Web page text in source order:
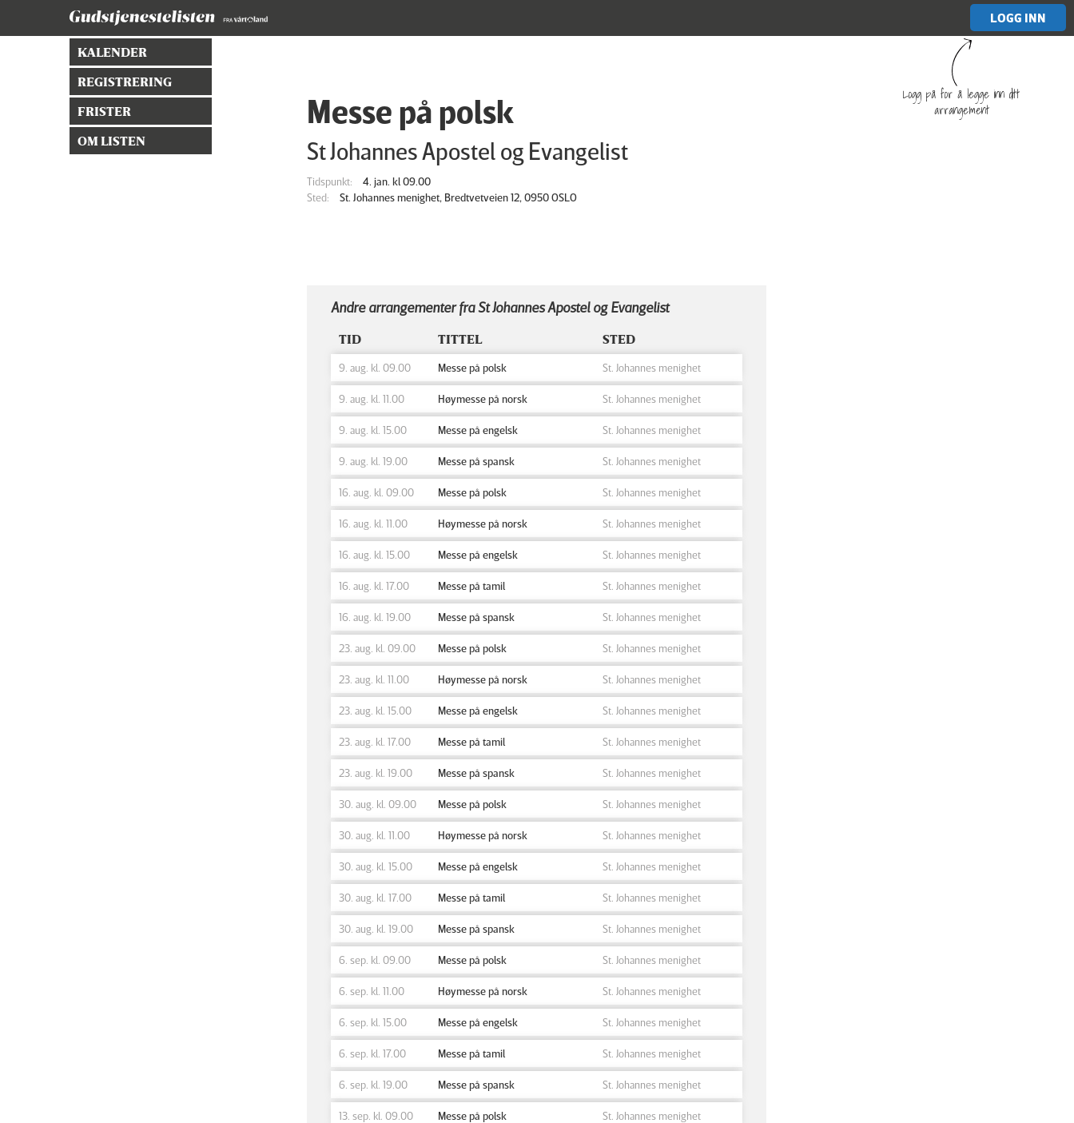
LOGG INN
Logg på for å legge inn ditt
arrangement
KALENDER
REGISTRERING
FRISTER
OM LISTEN
Messe på polsk
St Johannes Apostel og Evangelist
Tidspunkt:
4. jan. kl 09.00
Sted:
St. Johannes menighet, Bredtvetveien 12, 0950 OSLO
Andre arrangementer fra St Johannes Apostel og Evangelist
TID TITTEL STED
9. aug. kl. 09.00 Messe på polsk St. Johannes menighet
9. aug. kl. 11.00 Høymesse på norsk St. Johannes menighet
9. aug. kl. 15.00 Messe på engelsk St. Johannes menighet
9. aug. kl. 19.00 Messe på spansk St. Johannes menighet
16. aug. kl. 09.00 Messe på polsk St. Johannes menighet
16. aug. kl. 11.00 Høymesse på norsk St. Johannes menighet
16. aug. kl. 15.00 Messe på engelsk St. Johannes menighet
16. aug. kl. 17.00 Messe på tamil St. Johannes menighet
16. aug. kl. 19.00 Messe på spansk St. Johannes menighet
23. aug. kl. 09.00 Messe på polsk St. Johannes menighet
23. aug. kl. 11.00 Høymesse på norsk St. Johannes menighet
23. aug. kl. 15.00 Messe på engelsk St. Johannes menighet
23. aug. kl. 17.00 Messe på tamil St. Johannes menighet
23. aug. kl. 19.00 Messe på spansk St. Johannes menighet
30. aug. kl. 09.00 Messe på polsk St. Johannes menighet
30. aug. kl. 11.00 Høymesse på norsk St. Johannes menighet
30. aug. kl. 15.00 Messe på engelsk St. Johannes menighet
30. aug. kl. 17.00 Messe på tamil St. Johannes menighet
30. aug. kl. 19.00 Messe på spansk St. Johannes menighet
6. sep. kl. 09.00 Messe på polsk St. Johannes menighet
6. sep. kl. 11.00 Høymesse på norsk St. Johannes menighet
6. sep. kl. 15.00 Messe på engelsk St. Johannes menighet
6. sep. kl. 17.00 Messe på tamil St. Johannes menighet
6. sep. kl. 19.00 Messe på spansk St. Johannes menighet
13. sep. kl. 09.00 Messe på polsk St. Johannes menighet